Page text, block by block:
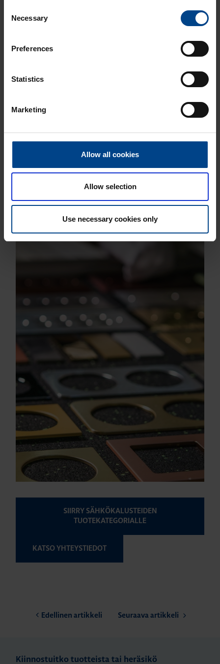
Selection
Necessary
Preferences
Statistics
Marketing
Allow all cookies
Allow selection
Use necessary cookies only
asennukselta edellytetään huippulaatua.
TUTUSTU W.1-SARJAAN
voivat myös olla ratkaisevia huoneen ja tilan
tunnelman kannalta. Hager Manufaktur kytkimet ja
Lue lisää ja anna luovuutesi loistaa!
SIIRRY SÄHKÖKALUSTEIDEN
TUOTEKATEGORIALLE
KATSO YHTEYSTIEDOT
Edellinen artikkeli Seuraava artikkeli
Kiinnostuitko tuotteista tai heräsikö